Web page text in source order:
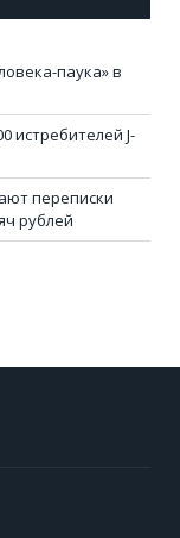
паука» в
истребителей J-
переписки
рублей